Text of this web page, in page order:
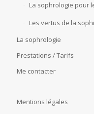
La sophrologie pour
Les vertus de la
La sophrologie
Prestations / Tarifs
Me contacter
Mentions légales